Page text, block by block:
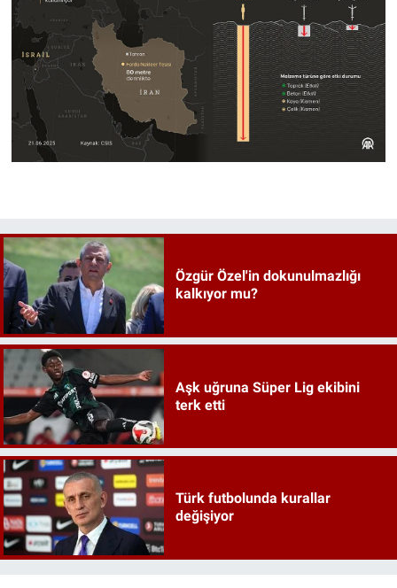
Özgür Özel'in dokunulmazlığı
kalkıyor mu?
Aşk uğruna Süper Lig ekibini
terk etti
Türk futbolunda kurallar
değişiyor